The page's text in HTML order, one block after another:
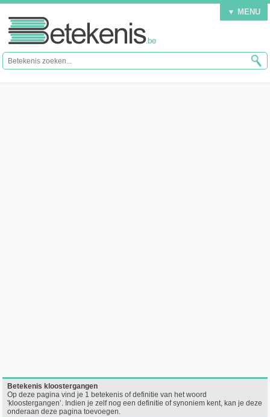
▼ MENU
Betekenis kloostergangen
Op deze pagina vind je 1 betekenis of definitie van het woord
'kloostergangen’. Indien je zelf nog een definitie of synoniem kent, kan je deze
onderaan deze pagina toevoegen.